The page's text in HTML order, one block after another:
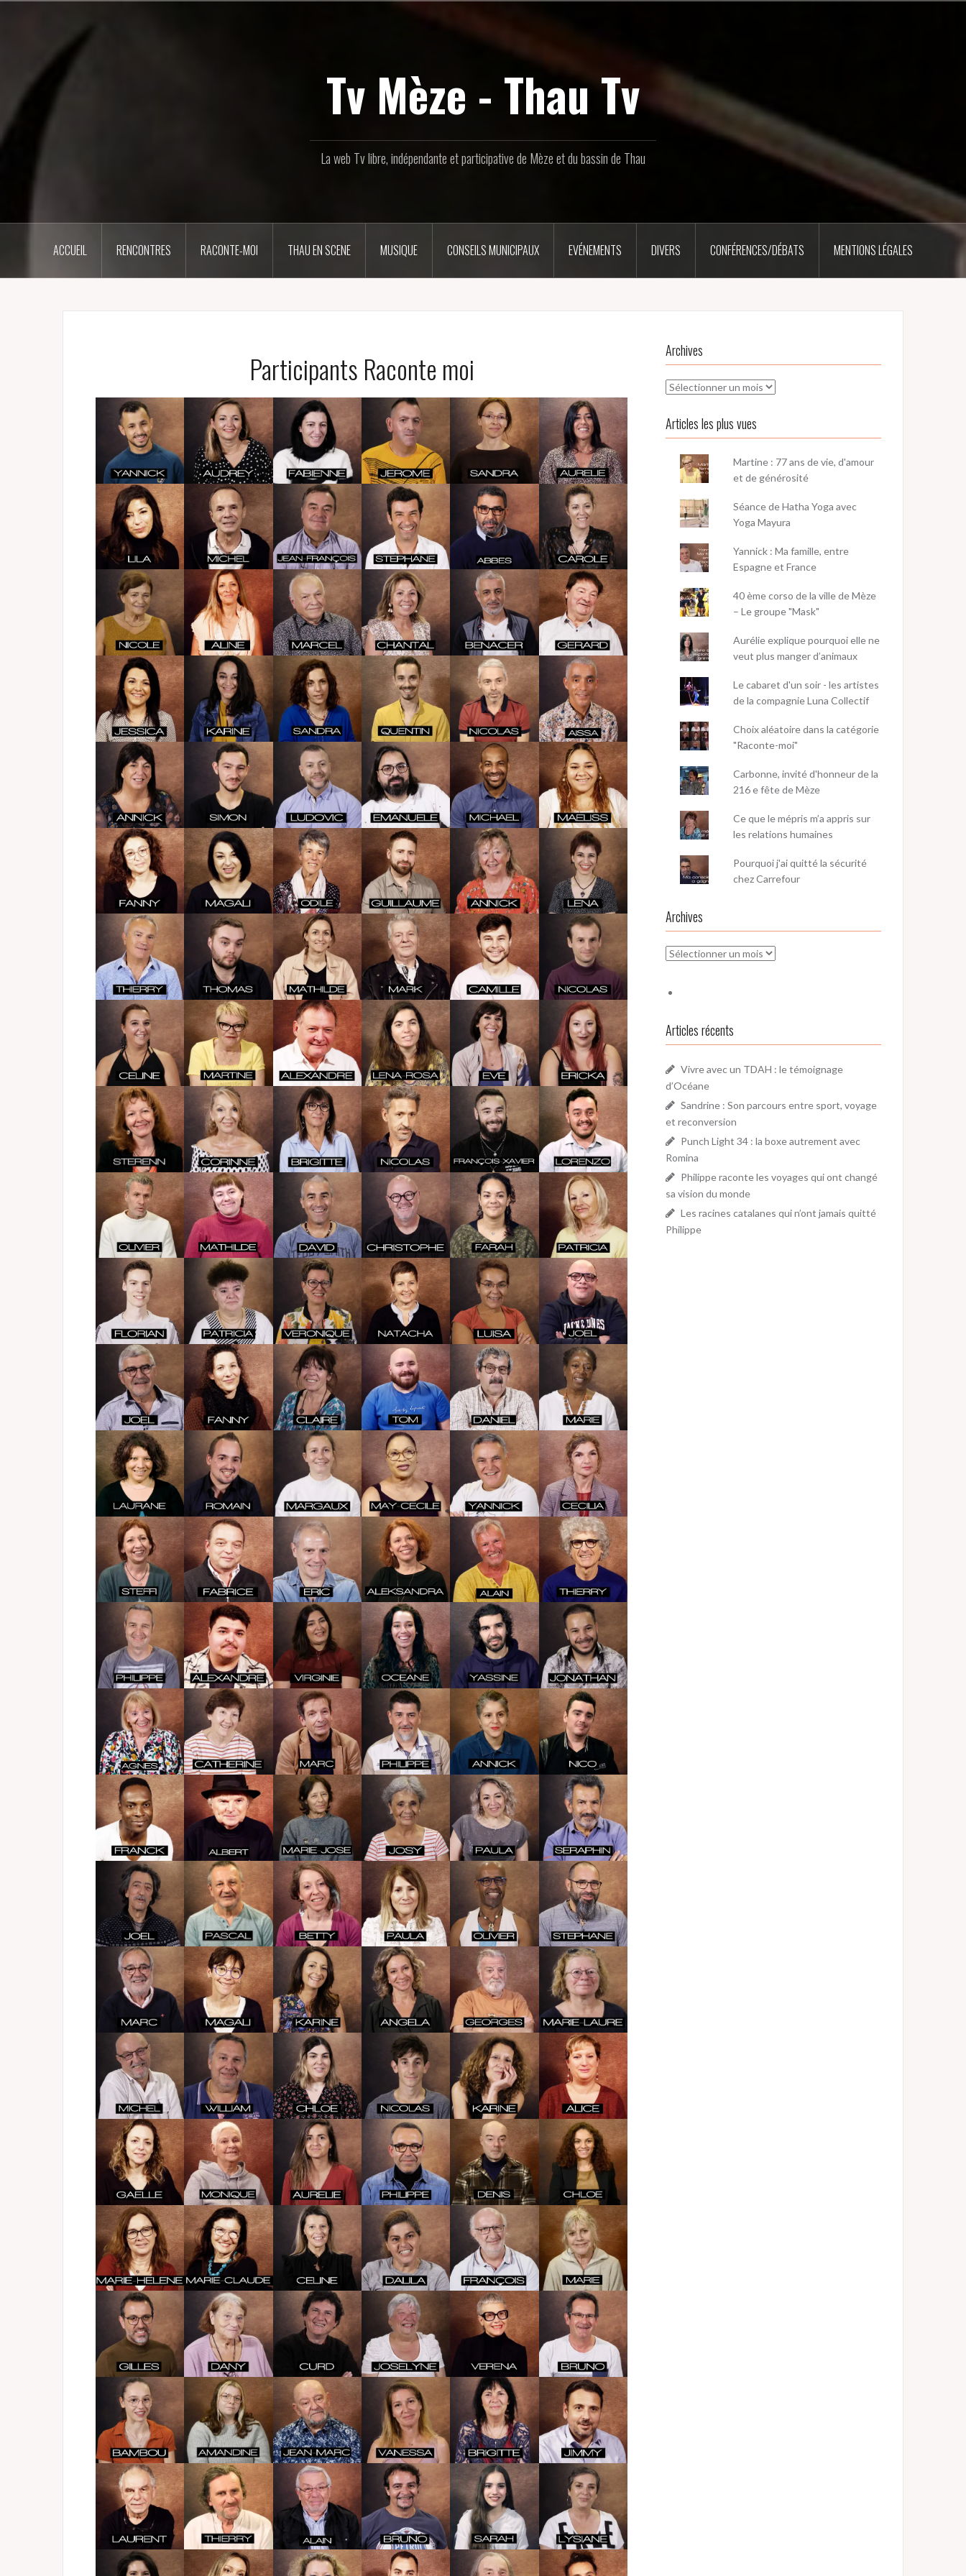
Tv Mèze - Thau Tv
La web Tv libre, indépendante et participative de Mèze et du bassin de Thau
ACCUEIL RENCONTRES RACONTE-MOI THAU EN SCENE MUSIQUE CONSEILS MUNICIPAUX EVÉNEMENTS DIVERS CONFÉRENCES/DÉBATS MENTIONS LÉGALES
Participants Raconte moi Archives
Archives
Articles les plus vues
Martine : 77 ans de vie, d'amour
et de générosité
Séance de Hatha Yoga avec
Yoga Mayura
Yannick : Ma famille, entre
Espagne et France
40 ème corso de la ville de Mèze
– Le groupe "Mask"
Aurélie explique pourquoi elle ne
veut plus manger d’animaux
Le cabaret d'un soir - les artistes
de la compagnie Luna Collectif
Choix aléatoire dans la catégorie
"Raconte-moi"
Carbonne, invité d'honneur de la
216 e fête de Mèze
Ce que le mépris m’a appris sur
les relations humaines
Pourquoi j'ai quitté la sécurité
chez Carrefour
Archives
Archives
Articles récents
Vivre avec un TDAH : le témoignage
d’Océane
Sandrine : Son parcours entre sport, voyage
et reconversion
Punch Light 34 : la boxe autrement avec
Romina
Philippe raconte les voyages qui ont changé
sa vision du monde
Les racines catalanes qui n’ont jamais quitté
Philippe